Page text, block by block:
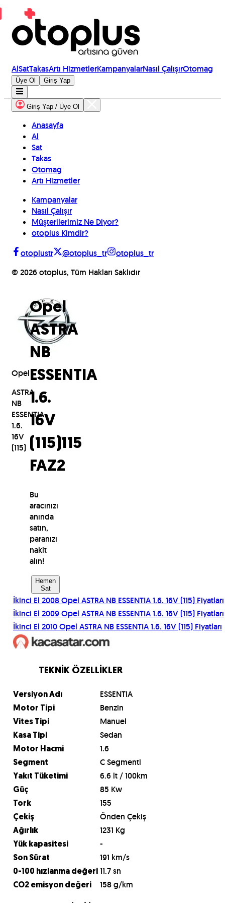
AlSatTakasArtı HizmetlerKampanyalarNasıl ÇalışırOtomag
Üye Ol Giriş Yap
Giriş Yap / Üye Ol
Anasayfa
Al
Sat
Takas
Otomag
Artı Hizmetler
Kampanyalar
Nasıl Çalışır
Müşterilerimiz Ne Diyor?
otoplus Kimdir?
otoplustr
@otoplus_tr
otoplus_tr
© 2026 otoplus, Tüm Hakları Saklıdır
Opel
ASTRA
NB
ESSENTIA
1.6.
16V
(115)
Opel
ASTRA
NB
ESSENTIA
1.6.
16V
(115)115
FAZ2
Bu
aracınızı
anında
satın,
paranızı
nakit
alın!
Hemen
Sat
İkinci El 2008Opel ASTRA NB ESSENTIA 1.6. 16V (115) Fiyatları
İkinci El 2009Opel ASTRA NB ESSENTIA 1.6. 16V (115) Fiyatları
İkinci El 2010Opel ASTRA NB ESSENTIA 1.6. 16V (115) Fiyatları
TEKNİK ÖZELLİKLER
Versiyon Adı ESSENTIA
Motor Tipi Benzin
Vites Tipi Manuel
Kasa Tipi Sedan
Motor Hacmi 1.6
Segment C Segmenti
Yakıt Tüketimi 6.6 lt / 100km
Güç 85 Kw
Tork 155
Çekiş Önden Çekiş
Ağırlık 1231 Kg
Yük kapasitesi -
Son Sürat 191 km/s
0-100 hızlanma değeri 11.7 sn
CO2 emisyon değeri 158 g/km